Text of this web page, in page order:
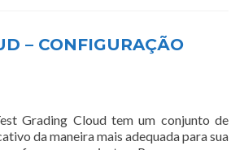
– CONFIGURAÇÃO
Grading Cloud tem um conjunto de
da maneira mais adequada para sua